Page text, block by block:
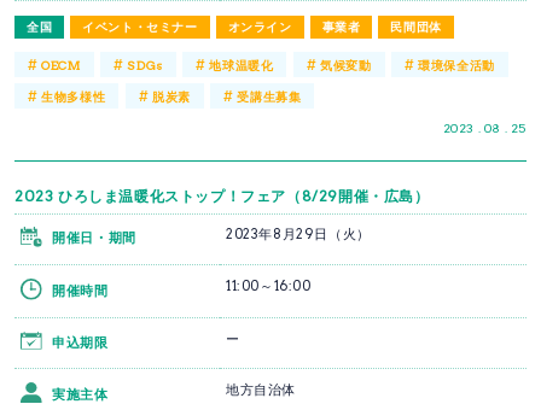
全国 イベント・セミナー オンライン 事業者 民間団体
2023 . 08 . 25
#OECM #SDGs #地球温暖化 #気候変動 #環境保全活動
#生物多様性 # 脱炭素 #受講生募集
2023 ひろしま温暖化ストップ！フェア（8/29開催・広島）
開催日・期間 2023年8月29日（火）
開催時間 11:00～16:00
申込期限 ー
実施主体 地方自治体